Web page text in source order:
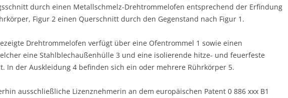
durch einen Metallschmelz-Drehtrommelofen entsprechend der Erfindung
Figur 2 einen Querschnitt durch den Gegenstand nach Figur 1.
Drehtrommelofen verfügt über eine Ofentrommel 1 sowie einen
eine Stahlblechaußenhülle 3 und eine isolierende hitze- und feuerfeste
In der Auskleidung 4 befinden sich ein oder mehrere Rührkörper 5.
ausschließliche Lizenznehmerin an dem europäischen Patent 0 886 xxx B1